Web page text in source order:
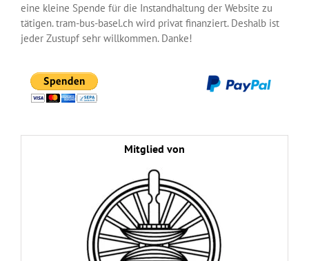
eine kleine Spende für die Instandhaltung der Website zu
tätigen. tram-bus-basel.ch wird privat finanziert. Deshalb ist
jeder Zustupf sehr willkommen. Danke!
Mitglied von